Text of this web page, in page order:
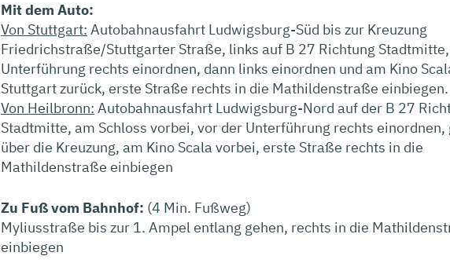
Mit dem Auto:
Von Stuttgart: Autobahnausfahrt Ludwigsburg-Süd bis zur Kreuzung
Friedrichstraße/Stuttgarter Straße, links auf B 27 Richtung
Unterführung rechts einordnen, dann links einordnen und am Kino
Stuttgart zurück, erste Straße rechts in die Mathildenstraße einbiegen.
Von Heilbronn: Autobahnausfahrt Ludwigsburg-Nord auf der B 27
Stadtmitte, am Schloss vorbei, vor der Unterführung rechts einordnen,
über die Kreuzung, am Kino Scala vorbei, erste Straße rechts in die
Mathildenstraße einbiegen
Zu Fuß vom Bahnhof: (4 Min. Fußweg)
Myliusstraße bis zur 1. Ampel entlang gehen, rechts in die
einbiegen